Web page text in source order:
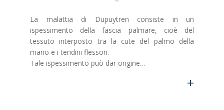
La malattia di Dupuytren consiste in un
ispessimento della fascia palmare, cioè del
tessuto interposto tra la cute del palmo della
mano e i tendini flessori.
Tale ispessimento può dar origine…
+